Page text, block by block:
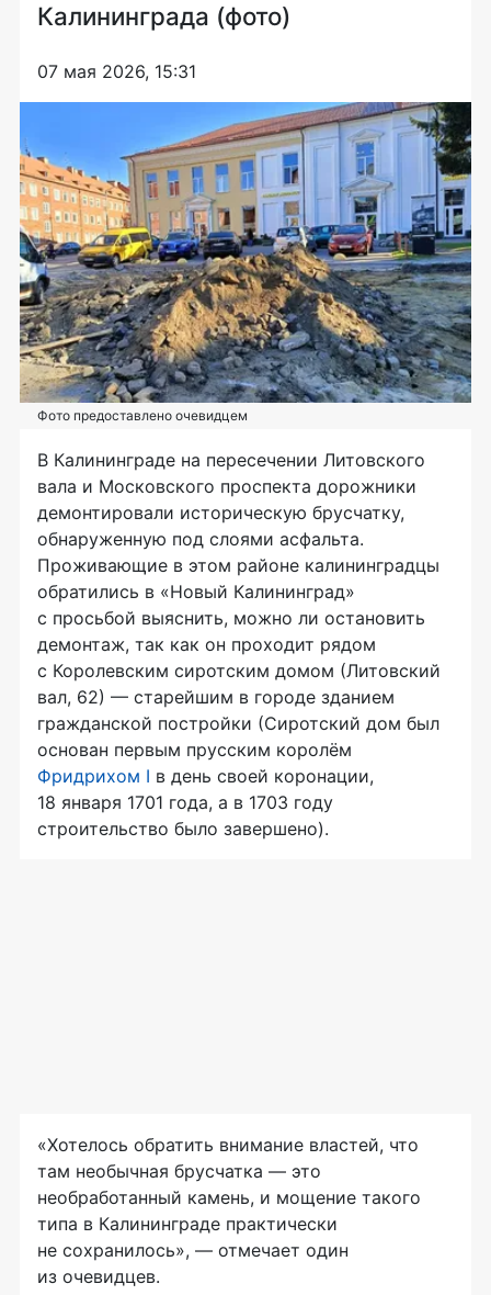
Калининграда (фото)
07 мая 2026, 15:31
Фото предоставлено очевидцем
В Калининграде на пересечении Литовского
вала и Московского проспекта дорожники
демонтировали историческую брусчатку,
обнаруженную под слоями асфальта.
Проживающие в этом районе калининградцы
обратились в «Новый Калининград»
с просьбой выяснить, можно ли остановить
демонтаж, так как он проходит рядом
с Королевским сиротским домом (Литовский
вал, 62) — старейшим в городе зданием
гражданской постройки (Сиротский дом был
основан первым прусским королём
Фридрихом I в день своей коронации,
18 января 1701 года, а в 1703 году
строительство было завершено).
«Хотелось обратить внимание властей, что
там необычная брусчатка — это
необработанный камень, и мощение такого
типа в Калининграде практически
не сохранилось», — отмечает один
из очевидцев.